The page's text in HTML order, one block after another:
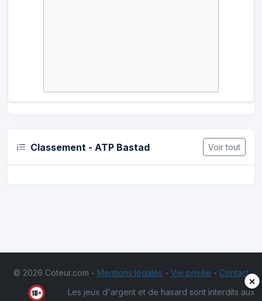
Classement - ATP Bastad Voir tout
© 2026 Coteur.com - Mentions légales - Vie privée - Contact
Les jeux d'argent et de hasard sont interdits aux
×